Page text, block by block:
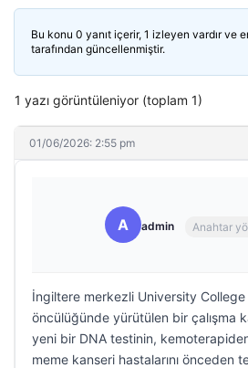
Bu konu 0 yanıt içerir, 1 izleyen vardır ve
tarafından güncellenmiştir.
1 yazı görüntüleniyor (toplam 1)
01/06/2026: 2:55 pm
A admin Anahtar
İngiltere merkezli University
öncülüğünde yürütülen bir çalışma
yeni bir DNA testinin,
meme kanseri hastalarını önceden